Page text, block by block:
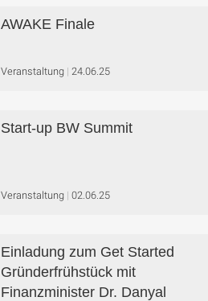
AWAKE Finale
Veranstaltung 24.06.25
Start-up BW Summit
Veranstaltung 02.06.25
Einladung zum Get Started
Gründerfrühstück mit
Finanzminister Dr. Danyal